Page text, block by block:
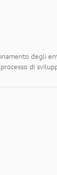
degli
di